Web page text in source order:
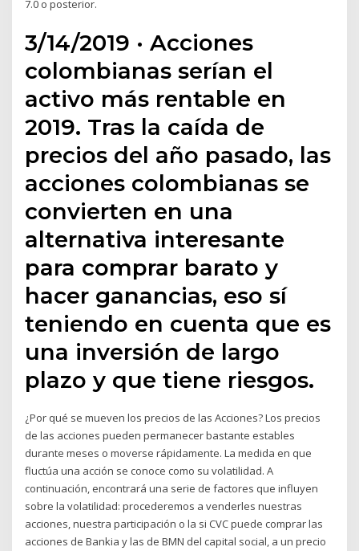
7.0 o posterior.
3/14/2019 · Acciones
colombianas serían el
activo más rentable en
2019. Tras la caída de
precios del año pasado, las
acciones colombianas se
convierten en una
alternativa interesante
para comprar barato y
hacer ganancias, eso sí
teniendo en cuenta que es
una inversión de largo
plazo y que tiene riesgos.
¿Por qué se mueven los precios de las Acciones? Los precios
de las acciones pueden permanecer bastante estables
durante meses o moverse rápidamente. La medida en que
fluctúa una acción se conoce como su volatilidad. A
continuación, encontrará una serie de factores que influyen
sobre la volatilidad: procederemos a venderles nuestras
acciones, nuestra participación o la si CVC puede comprar las
acciones de Bankia y las de BMN del capital social, a un precio